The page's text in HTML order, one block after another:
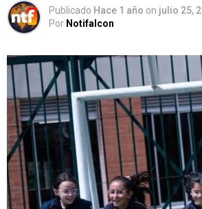
Publicado Hace 1 año on julio 25,
Por Notifalcon